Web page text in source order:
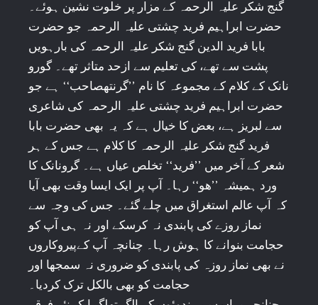
گنج شکر علیہ الرحمہ کے مزار پر خلوت نشین ہوئے۔
حضرت ابراہیم فرید چشتی علیہ الرحمہ جو حضرت
بابا فرید الدین گنج شکر علیہ الرحمہ کی بارہویں
پشت سے تھے، کی تعلیم سے ازحد متاثر تھے۔ گورو
نانک کے کلام کے مجموعہ کا نام ’’گرنتھصاحب‘‘ ہے جو
حضرت ابراہیم فرید چشتی علیہ الرحمہ کی شاعری
سے لبریز ہے، بعض کا خیال ہے کہ یہ بھی حضرت بابا
فرید گنج شکر علیہ الرحمہ کا کلام ہے جس کے ہر
شعر کے آخر میں ’’فرید‘‘ تخلص عیاں ہے۔ گرونانک کا
ورد ہمیشہ ’’ھو‘‘ رہا۔ آپ پر ایک ایسا وقت بھی آیا
کہ آپ عالم استغراق میں چلے گئے۔ جس کی وجہ سے
نماز روزے کی پابندی نہ کرسکے اور نہ ہی آپ کو
حجامت بنوانے کا ہوش رہا۔ چنانچہ آپ کےپیروکاروں
نے بھی نماز روزہ کی پابندی کو ضروری نہ سمجھا اور
حجامت کو بھی بالکل ترک کردیا۔